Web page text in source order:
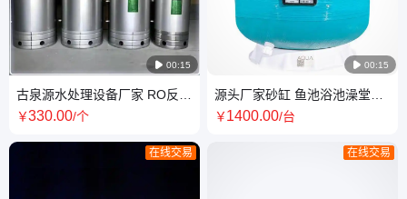
 00:15
古泉源水处理设备厂家 RO反渗
透设备 反渗透纯水设备定制
￥330.00/个
在线交易
 00:15
源头厂家砂缸 鱼池浴池澡堂过
滤罐沙缸 泳池循环水过滤器
￥1400.00/台
在线交易